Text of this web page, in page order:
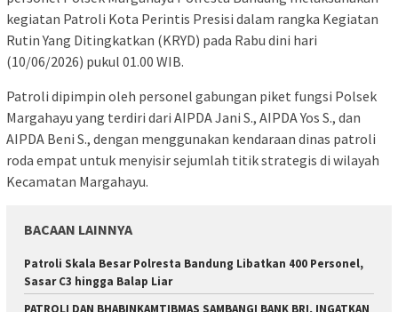
kegiatan Patroli Kota Perintis Presisi dalam rangka Kegiatan
Rutin Yang Ditingkatkan (KRYD) pada Rabu dini hari
(10/06/2026) pukul 01.00 WIB.
Patroli dipimpin oleh personel gabungan piket fungsi Polsek
Margahayu yang terdiri dari AIPDA Jani S., AIPDA Yos S., dan
AIPDA Beni S., dengan menggunakan kendaraan dinas patroli
roda empat untuk menyisir sejumlah titik strategis di wilayah
Kecamatan Margahayu.
BACAAN LAINNYA
Patroli Skala Besar Polresta Bandung Libatkan 400 Personel,
Sasar C3 hingga Balap Liar